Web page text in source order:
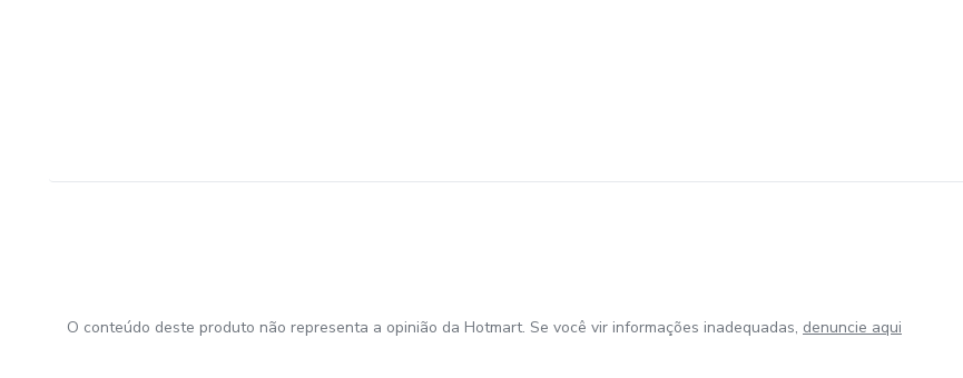
O conteúdo deste produto não representa a opinião da Hotmart. Se você vir informações inadequadas, denuncie aqui